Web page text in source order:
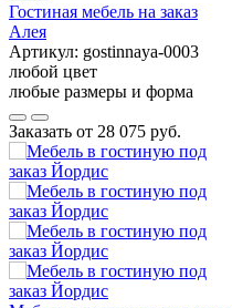
Гостиная мебель на заказ
Алея
Артикул: gostinnaya-0003
любой цвет
любые размеры и форма
Заказать от 28 075 руб.